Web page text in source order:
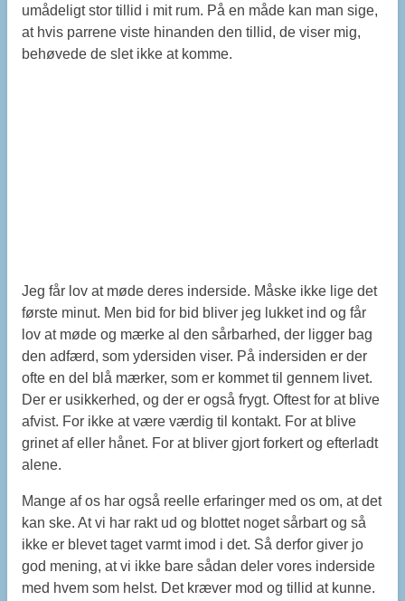
umådeligt stor tillid i mit rum. På en måde kan man sige,
at hvis parrene viste hinanden den tillid, de viser mig,
behøvede de slet ikke at komme.
Jeg får lov at møde deres inderside. Måske ikke lige det
første minut. Men bid for bid bliver jeg lukket ind og får
lov at møde og mærke al den sårbarhed, der ligger bag
den adfærd, som ydersiden viser. På indersiden er der
ofte en del blå mærker, som er kommet til gennem livet.
Der er usikkerhed, og der er også frygt. Oftest for at blive
afvist. For ikke at være værdig til kontakt. For at blive
grinet af eller hånet. For at bliver gjort forkert og efterladt
alene.
Mange af os har også reelle erfaringer med os om, at det
kan ske. At vi har rakt ud og blottet noget sårbart og så
ikke er blevet taget varmt imod i det. Så derfor giver jo
god mening, at vi ikke bare sådan deler vores inderside
med hvem som helst. Det kræver mod og tillid at kunne.